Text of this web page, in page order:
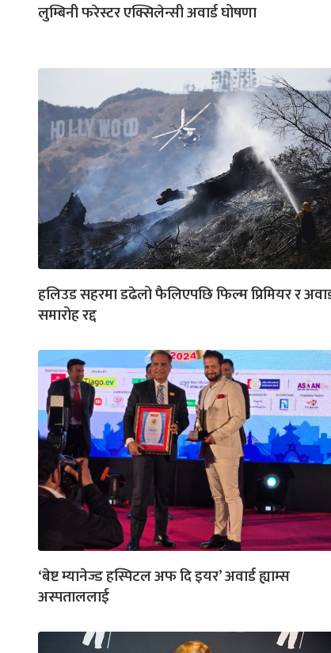
लुम्बिनी फरेस्टर एक्सिलेन्सी अवार्ड घोषणा
हलिउड सहरमा डढेलो फैलिएपछि फिल्म प्रिमियर र
समारोह रद्द
‘बेष्ट म्यानेज्ड हस्पिटल अफ दि इयर’ अवार्ड ह्याम्स
अस्पताललाई